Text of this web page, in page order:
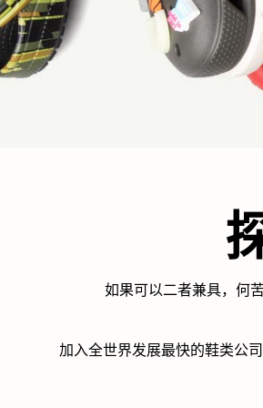
如果可以二者兼具，何
加入全世界发展最快的鞋类公